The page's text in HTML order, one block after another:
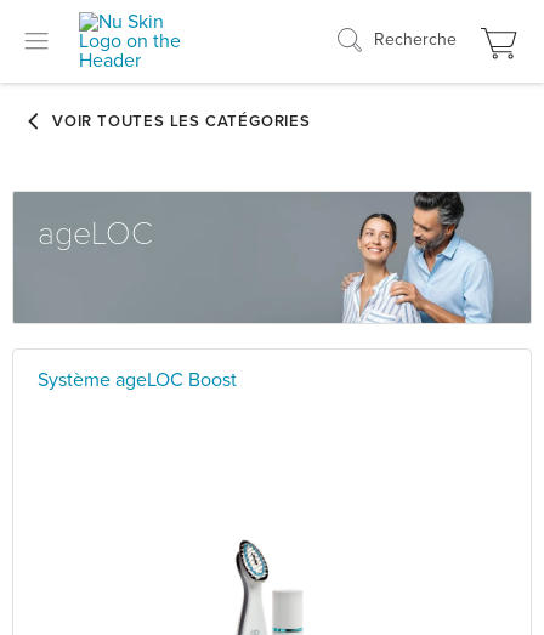
Recherche
ageLOC
Système ageLOC Boost